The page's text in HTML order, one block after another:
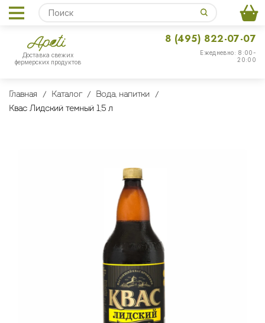
Доставка свежих
фермерских продуктов
Ежедневно: 8:00-
20:00
8 (495) 822-07-07
Главная Каталог
Вода, напитки
Квас Лидский темный 1,5 л